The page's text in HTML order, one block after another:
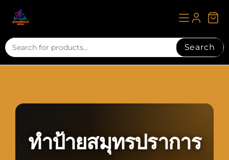
content
Search
ทำป้ายสมุทรปราการ